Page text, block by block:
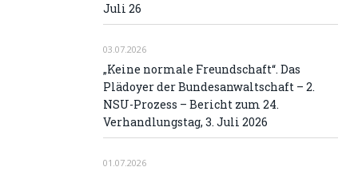
Juli 26
03.07.2026
„Keine normale Freundschaft“. Das
Plädoyer der Bundesanwaltschaft – 2.
NSU-Prozess – Bericht zum 24.
Verhandlungstag, 3. Juli 2026
01.07.2026